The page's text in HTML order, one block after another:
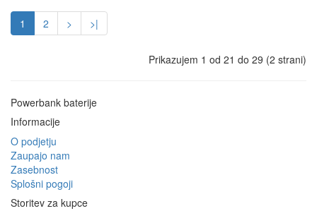
1 2 > >|
Prikazujem 1 od 21 do 29 (2 strani)
Powerbank baterije
Informacije
O podjetju
Zaupajo nam
Zasebnost
Splošni pogoji
Storitev za kupce